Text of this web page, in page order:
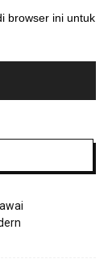
browser ini untuk